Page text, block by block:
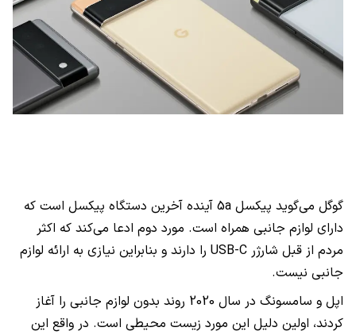
گوگل می‌گوید پیکسل 5a آینده آخرین دستگاه پیکسل است که
دارای لوازم جانبی همراه است. مورد دوم ادعا می‌کند که اکثر
مردم از قبل شارژر USB-C را دارند و بنابراین نیازی به ارائه لوازم
جانبی نیست.
اپل و سامسونگ در سال 2020 روند بدون لوازم جانبی را آغاز
کردند، اولین دلیل این مورد زیست محیطی است. در واقع این